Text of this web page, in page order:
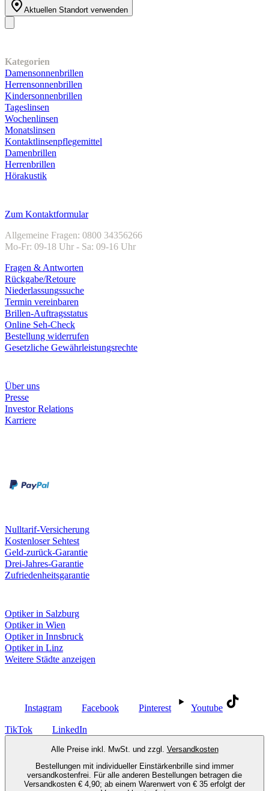
Aktuellen Standort verwenden
Kategorien
Damensonnenbrillen
Herrensonnenbrillen
Kindersonnenbrillen
Tageslinsen
Wochenlinsen
Monatslinsen
Kontaktlinsenpflegemittel
Damenbrillen
Herrenbrillen
Hörakustik
Zum Kontaktformular
Allgemeine Fragen: 0800 34356266
Mo-Fr: 09-18 Uhr - Sa: 09-16 Uhr
Fragen & Antworten
Rückgabe/Retoure
Niederlassungssuche
Termin vereinbaren
Brillen-Auftragsstatus
Online Seh-Check
Bestellung widerrufen
Gesetzliche Gewährleistungsrechte
Über uns
Presse
Investor Relations
Karriere
Nulltarif-Versicherung
Kostenloser Sehtest
Geld-zurück-Garantie
Drei-Jahres-Garantie
Zufriedenheitsgarantie
Optiker in Salzburg
Optiker in Wien
Optiker in Innsbruck
Optiker in Linz
Weitere Städte anzeigen
Instagram Facebook Pinterest Youtube
TikTok LinkedIn
Alle Preise inkl. MwSt. und zzgl. Versandkosten
Bestellungen mit individueller Einstärkenbrille sind immer
versandkostenfrei. Für alle anderen Bestellungen betragen die
Versandkosten € 4,90; ab einem Warenwert von € 35 erfolgt der